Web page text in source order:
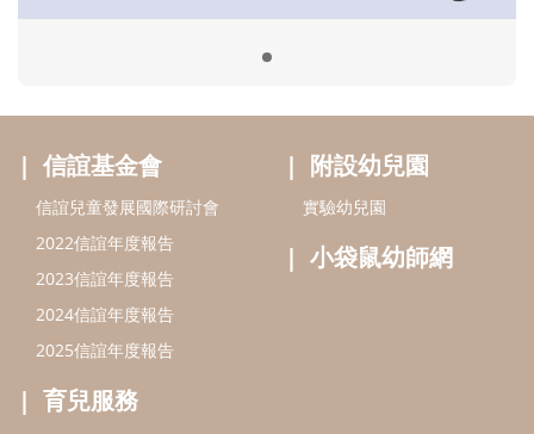
2024信誼年度報告
好孕袋
分齡育兒電子報
線上教養諮詢
出版服務
信誼基金出版社
閱讀推廣